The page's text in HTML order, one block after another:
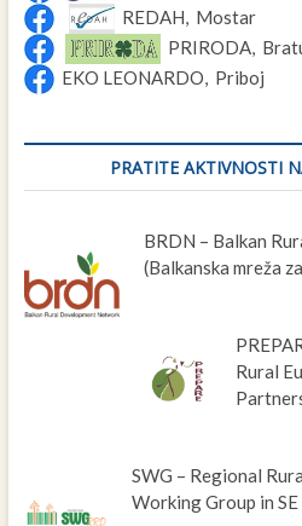
REDAH, Mostar
PRIRODA,
EKO LEONARDO, Priboj
PRATITE AKTIVNOSTI
BRDN – Balkan
(Balkanska mreža
Rural
SWG – Regional
Working Group in